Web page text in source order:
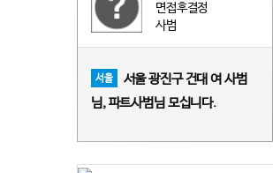
면접후결정
사범
서울
서울 광진구 건대 여 사범
님, 파트사범님 모십니다.